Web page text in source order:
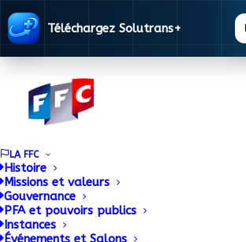
Téléchargez Solutrans+
LA FFC
Histoire
Missions et valeurs
Gouvernance
PFA et pouvoirs publics
Instances
Événements et Salons
Le Groupe GRUAU